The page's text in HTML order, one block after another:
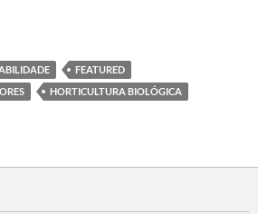
FEATURED
HORTICULTURA BIOLÓGICA